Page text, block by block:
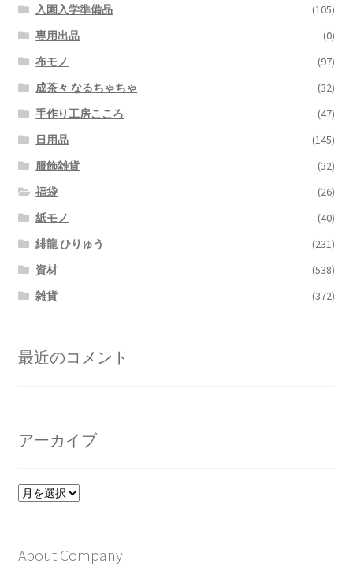
入園入学準備品
(105)
専用出品
(0)
布モノ
(97)
成茶々 なるちゃちゃ
(32)
手作り工房こころ
(47)
日用品
(145)
服飾雑貨
(32)
福袋
(26)
紙モノ
(40)
緋龍 ひりゅう
(231)
資材
(538)
雑貨
(372)
最近のコメント
アーカイブ
ア
ブ
About Company